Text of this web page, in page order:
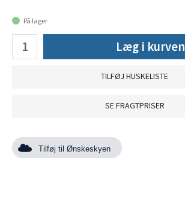
På lager
Læg i kurven
TILFØJ HUSKELISTE
SE FRAGTPRISER
Tilføj til Ønskeskyen